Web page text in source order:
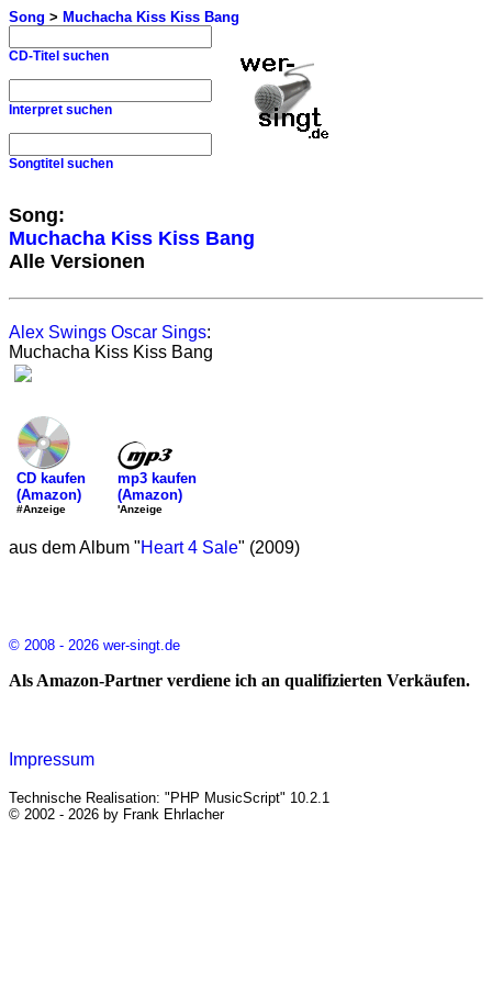
Song > Muchacha Kiss Kiss Bang
CD-Titel suchen
Interpret suchen
Songtitel suchen
Song:
Muchacha Kiss Kiss Bang
Alle Versionen
Alex Swings Oscar Sings:
Muchacha Kiss Kiss Bang
CD kaufen
(Amazon)
#Anzeige
mp3 kaufen
(Amazon)
'Anzeige
aus dem Album "Heart 4 Sale" (2009)
© 2008 - 2026 wer-singt.de
Als Amazon-Partner verdiene ich an qualifizierten Verkäufen.
Impressum
Technische Realisation: "PHP MusicScript" 10.2.1
© 2002 - 2026 by Frank Ehrlacher